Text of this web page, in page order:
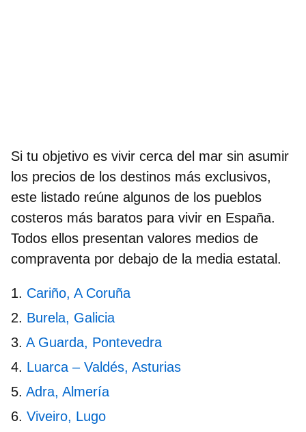
Si tu objetivo es vivir cerca del mar sin asumir
los precios de los destinos más exclusivos,
este listado reúne algunos de los pueblos
costeros más baratos para vivir en España.
Todos ellos presentan valores medios de
compraventa por debajo de la media estatal.
Cariño, A Coruña
Burela, Galicia
A Guarda, Pontevedra
Luarca – Valdés, Asturias
Adra, Almería
Viveiro, Lugo